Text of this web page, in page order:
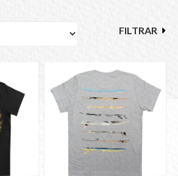
FILTRAR